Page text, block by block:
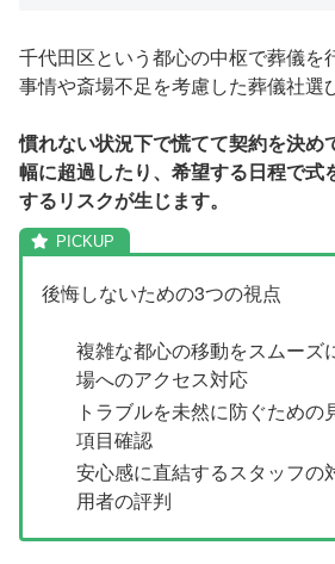
千代田区という都心の中枢で葬儀を
事情や斎場不足を考慮した葬儀社選
慣れない状況下で慌てて契約を決め
幅に超過したり、希望する日程で式
するリスクが生じます。
後悔しないための3つの視点
複雑な都心の移動をスムーズ
場へのアクセス対応
トラブルを未然に防ぐための
項目確認
安心感に直結するスタッフの
用者の評判